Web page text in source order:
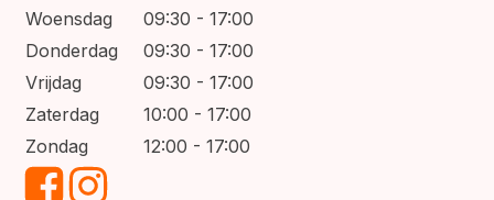
Woensdag
09:30 - 17:00
Donderdag
09:30 - 17:00
Vrijdag
09:30 - 17:00
Zaterdag
10:00 - 17:00
Zondag
12:00 - 17:00